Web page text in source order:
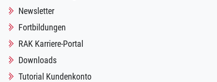
Newsletter
Fortbildungen
RAK Karriere-Portal
Downloads
Tutorial Kundenkonto